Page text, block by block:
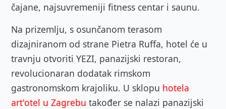
čajane, najsuvremeniji fitness centar i saunu.
Na prizemlju, s osunčanom terasom
dizajniranom od strane Pietra Ruffa, hotel će u
travnju otvoriti YEZI, panazijski restoran,
revolucionaran dodatak rimskom
gastronomskom krajoliku. U sklopu hotela
art'otel u Zagrebu također se nalazi panazijski